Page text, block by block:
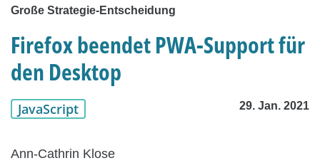
Große Strategie-Entscheidung
Firefox beendet PWA-Support für
den Desktop
JavaScript 29. Jan. 2021
Ann-Cathrin Klose